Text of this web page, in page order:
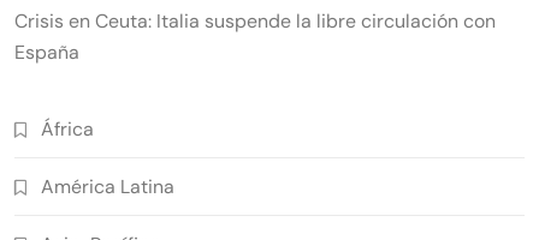
Crisis en Ceuta: Italia suspende la libre circulación con
España
África
América Latina